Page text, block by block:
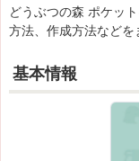
どうぶつの森 ポケッ
方法、作成方法などを
基本情報